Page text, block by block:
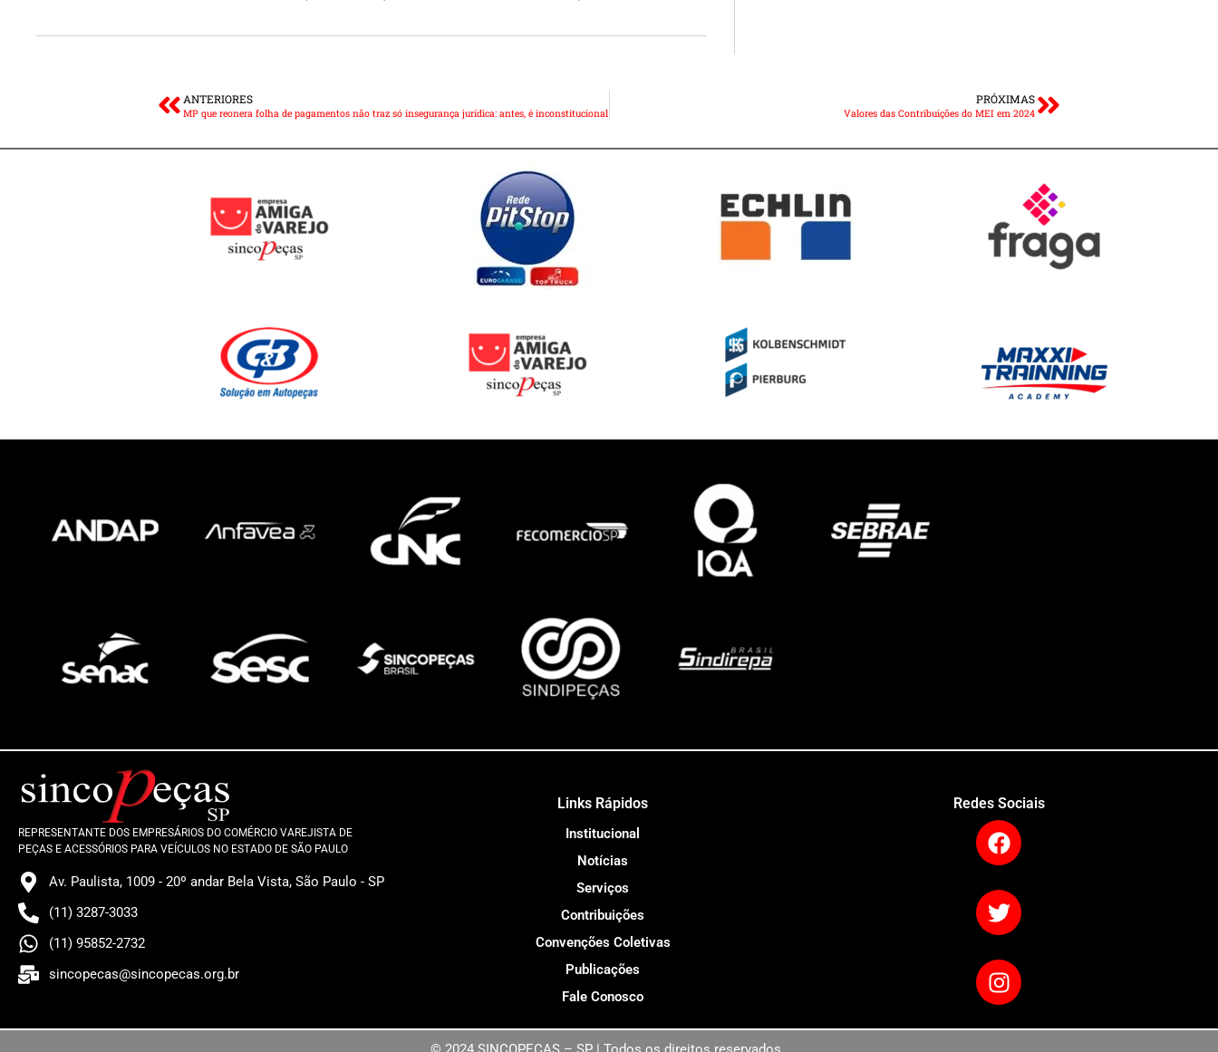
ANTERIORES
MP que reonera folha de pagamentos não traz só insegurança jurídica: antes, é inconstitucional
PRÓXIMAS
Valores das Contribuições do MEI em 2024
REPRESENTANTE DOS EMPRESÁRIOS DO COMÉRCIO VAREJISTA DE
PEÇAS E ACESSÓRIOS PARA VEÍCULOS NO ESTADO DE SÃO PAULO
Av. Paulista, 1009 - 20º andar Bela Vista, São Paulo - SP
(11) 3287-3033
(11) 95852-2732
sincopecas@sincopecas.org.br
Links Rápidos
Institucional
Notícias
Serviços
Contribuições
Convenções Coletivas
Publicações
Fale Conosco
Redes Sociais